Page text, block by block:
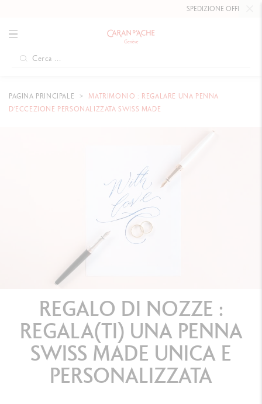
SPEDIZIONE OFFERTAA PARTIRE
PAGINA PRINCIPALE
MATRIMONIO : REGALARE UNA PENNA
D’ECCEZIONE PERSONALIZZATA SWISS MADE
REGALO DI NOZZE :
REGALA(TI) UNA PENNA
SWISS MADE UNICA E
PERSONALIZZATA